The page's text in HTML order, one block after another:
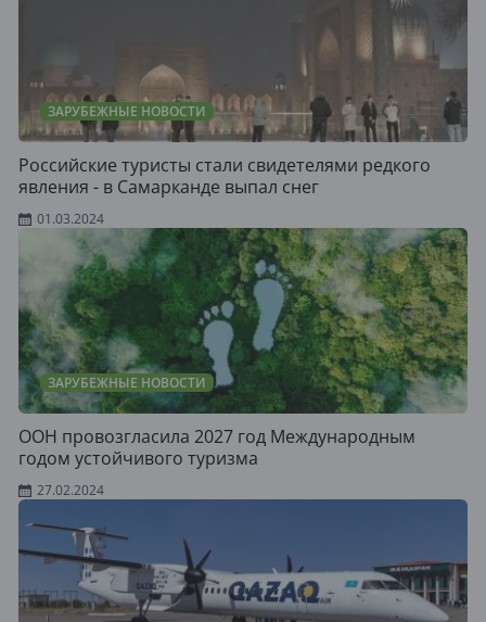
ЗАРУБЕЖНЫЕ НОВОСТИ
Российские туристы стали свидетелями редкого
явления - в Самарканде выпал снег
01.03.2024
ЗАРУБЕЖНЫЕ НОВОСТИ
ООН провозгласила 2027 год Международным
годом устойчивого туризма
27.02.2024